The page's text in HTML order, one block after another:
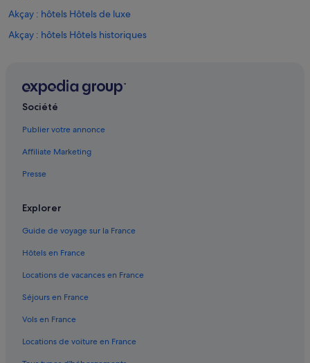
Akçay : hôtels Hôtels de luxe
Akçay : hôtels Hôtels historiques
Altinoluk : hôtels Hôtels de luxe
Altinoluk : Ranchs
Ayvalik : hôtels Hôtels avec bar
Ayvalik : hôtels Hôtels avec parking
Ayvalik : hôtels Hôtels avec piscine
Société
Publier votre annonce
Affiliate Marketing
Presse
Explorer
Guide de voyage sur la France
Hôtels en France
Locations de vacances en France
Séjours en France
Vols en France
Locations de voiture en France